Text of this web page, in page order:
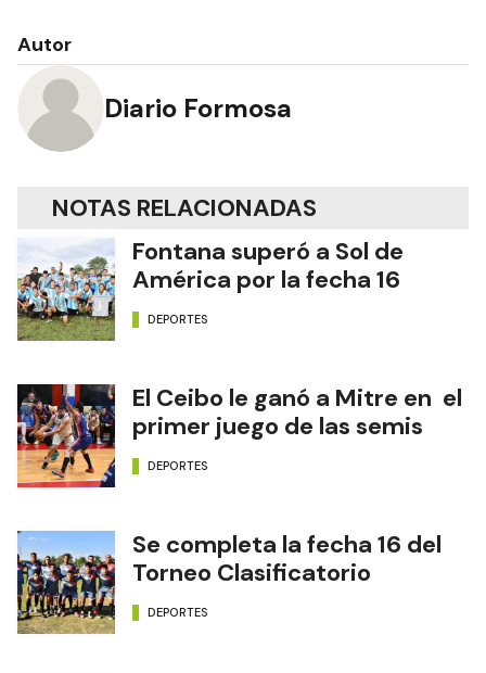
Autor
Diario Formosa
NOTAS RELACIONADAS
Fontana superó a Sol de
América por la fecha 16
DEPORTES
El Ceibo le ganó a Mitre en el
primer juego de las semis
DEPORTES
Se completa la fecha 16 del
Torneo Clasificatorio
DEPORTES